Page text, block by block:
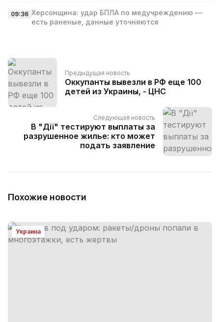
09:36 Херсонщина: удар БПЛА по медучреждению —
есть раненые, данные уточняются
Предыдущая новость
Оккупанты вывезли в РФ еще 100
детей из Украины, - ЦНС
Следующая новость
В "Дії" тестируют выплаты за
разрушенное жилье: кто может
подать заявление
Похожие новости
Украина